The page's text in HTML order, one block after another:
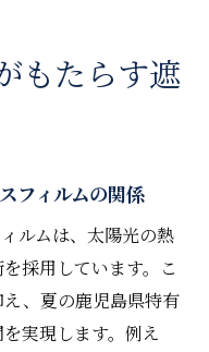
もたらす遮
フィルムの関係
ルムは、太陽光の熱
採用しています。こ
、夏の鹿児島県特有
実現します。例え